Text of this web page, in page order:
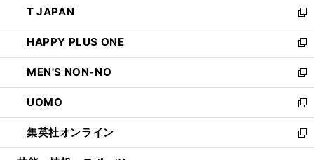
く
で
開
く
ド
ウ
で
開
く
ィ
ン
ド
ウ
で
開
く
い
ウ
ィ
ン
ド
ウ
で
開
く
T JAPAN
新
し
い
ウ
ィ
ン
ド
ウ
で
開
HAPPY PLUS ONE
新
し
い
ウ
ィ
ン
ド
ウ
MEN'S NON-NO
新
し
い
ウ
ィ
ン
UOMO
新
し
い
ウ
集英社オンライン
新
し